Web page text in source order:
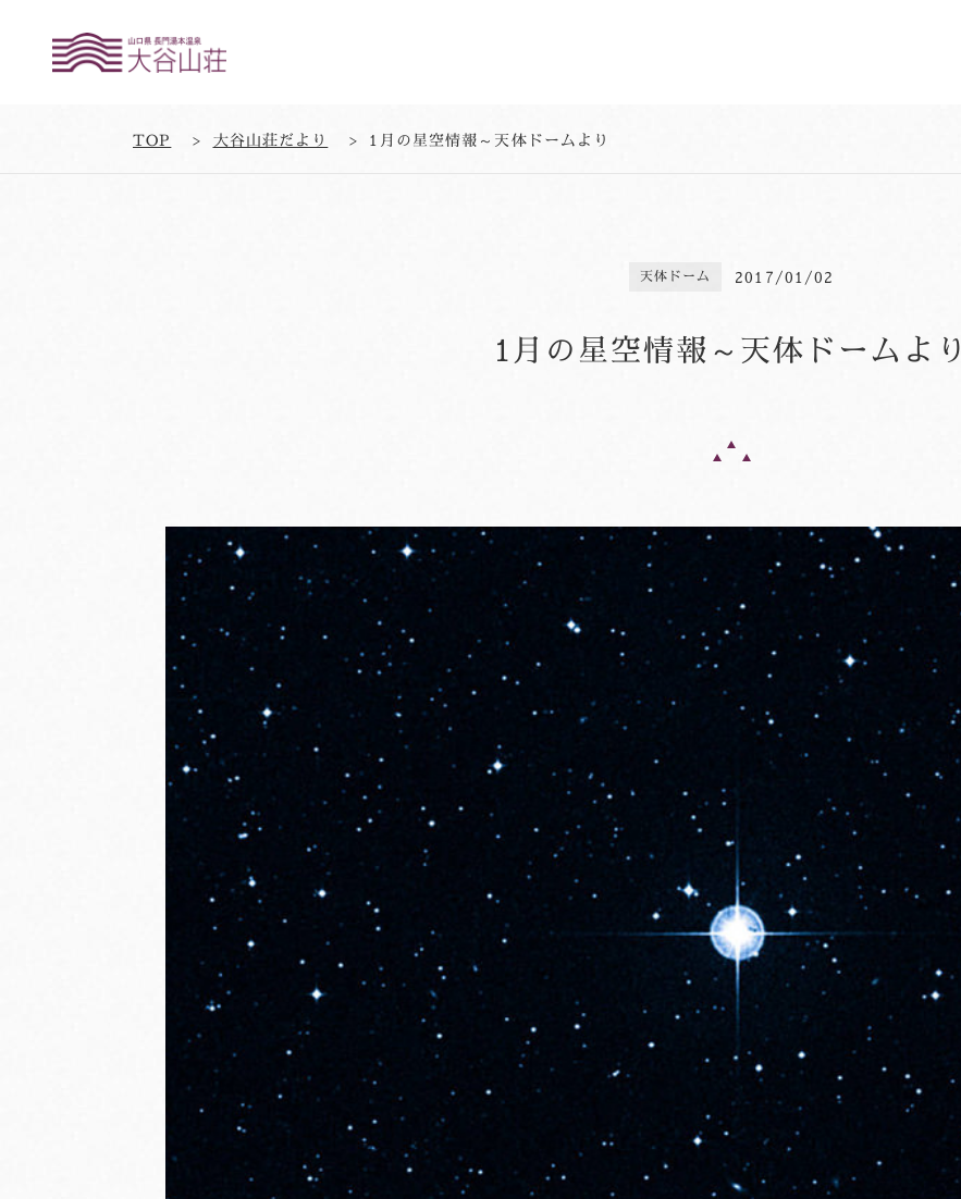
TOP 大谷山荘だより 1月の星空情報～天体ドームより
天体ドーム 2017/01/02
1月の星空情報～天体ドームより